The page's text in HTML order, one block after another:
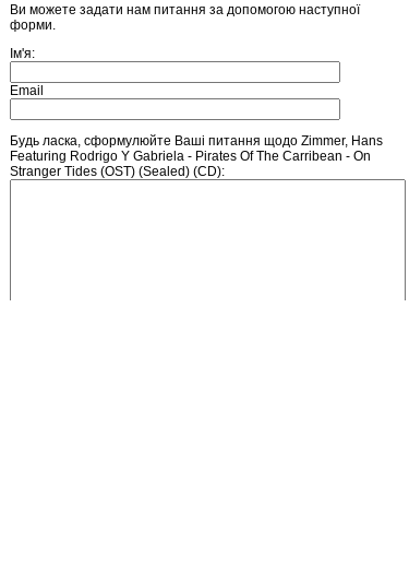
Ви можете задати нам питання за допомогою наступної
форми.
Ім'я:
Email
Будь ласка, сформулюйте Ваші питання щодо Zimmer, Hans
Featuring Rodrigo Y Gabriela - Pirates Of The Carribean - On
Stranger Tides (OST) (Sealed) (CD):